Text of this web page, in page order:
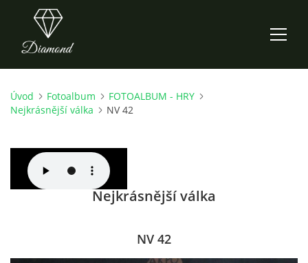
ÚVOD
O NÁS
Úvod Fotoalbum
FOTOALBUM - HRY
Nejkrásnější válka
NV 42
Nejkrásnější válka
NV 42